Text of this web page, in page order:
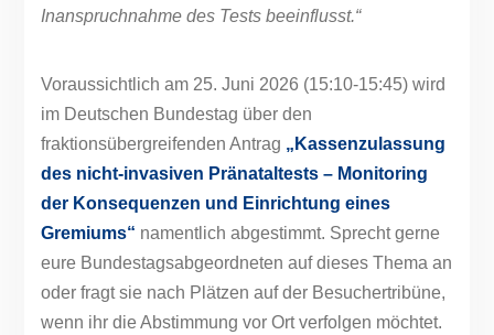
Inanspruchnahme des Tests beeinflusst.“
Voraussichtlich am 25. Juni 2026 (15:10-15:45) wird
im Deutschen Bundestag über den
fraktionsübergreifenden Antrag „Kassenzulassung
des nicht-invasiven Pränataltests – Monitoring
der Konsequenzen und Einrichtung eines
Gremiums“ namentlich abgestimmt. Sprecht gerne
eure Bundestagsabgeordneten auf dieses Thema an
oder fragt sie nach Plätzen auf der Besuchertribüne,
wenn ihr die Abstimmung vor Ort verfolgen möchtet.